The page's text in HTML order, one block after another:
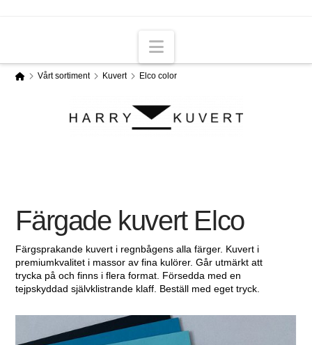
Navigation
HomeVårt sortiment Kuvert Elco color
Färgade kuvert Elco
Färgsprakande kuvert i regnbågens alla färger. Kuvert i
premiumkvalitet i massor av fina kulörer. Går utmärkt att
trycka på och finns i flera format. Försedda med en
tejpskyddad självklistrande klaff. Beställ med eget tryck.